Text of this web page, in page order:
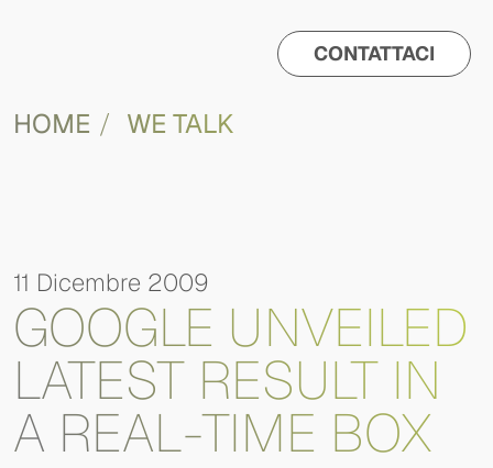
CONTATTACI
HOME WE TALK
11 Dicembre 2009
GOOGLE UNVEILED
LATEST RESULT IN
A REAL-TIME BOX